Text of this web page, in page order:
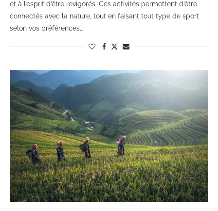
et à l’esprit d’être revigorés. Ces activités permettent d’être
connectés avec la nature, tout en faisant tout type de sport
selon vos préférences…